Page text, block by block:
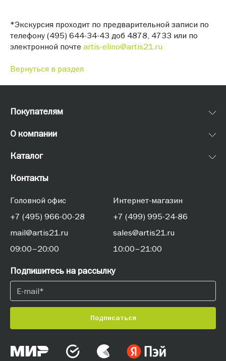
*Экскурсия проходит по предварительной записи по
телефону (495) 644-34-43 доб 4878, 4733 или по
электронной почте artis-elino@artis21.ru
Вернуться в раздел
Покупателям
О компании
Каталог
Контакты
Головной офис
+7 (495) 966-00-28
mail@artis21.ru
09:00–20:00
Интернет-магазин
+7 (499) 995-24-86
sales@artis21.ru
10:00–21:00
Подпишитесь на рассылку
Подписаться